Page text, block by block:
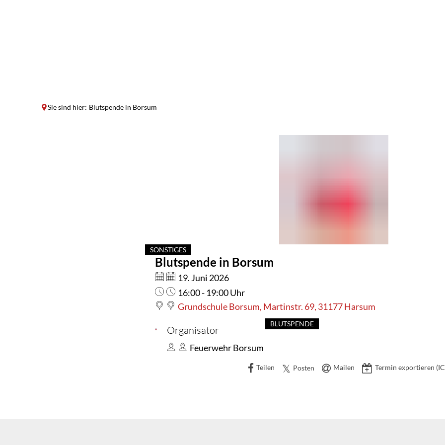
Sie sind hier: Blutspende in Borsum
SONSTIGES
KATEGORIE: SONSTIGES
Blutspende in Borsum
Datum:
19. Juni 2026
Uhrzeit:
16:00 - 19:00 Uhr
Grundschule Borsum, Martinstr. 69, 31177 Harsum
Organisator
Feuerwehr Borsum
BLUTSPENDE
Teilen Posten Mailen Termin exportieren